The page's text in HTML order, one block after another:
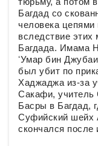
Багдад со
человека
вследствие
Багдада. Имама
ʻУмар бин
был убит по
Хаджаджа из-за
Сакафи, учитель
Басры в Багдад,
Суфийский шейх
скончался после